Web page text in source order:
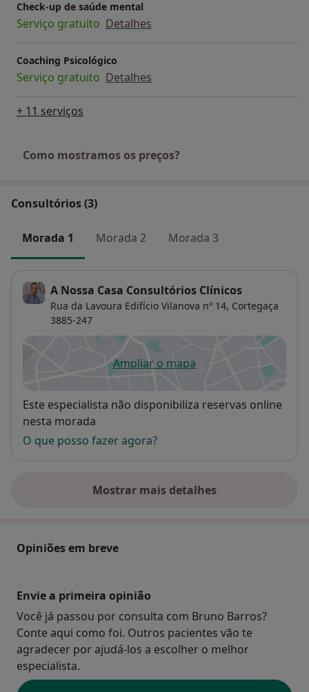
Check-up de saúde mental
Serviço gratuito Detalhes
Coaching Psicológico
Serviço gratuito Detalhes
+ 11 serviços
Como mostramos os preços?
Consultórios (3)
Morada 1 Morada 2 Morada 3
A Nossa Casa Consultórios Clínicos
Rua da Lavoura Edifício Vilanova nº 14, Cortegaça
3885-247
Ampliar o mapaabre num novo separador
Disponibilidade
Este especialista não disponibiliza reservas online
nesta morada
O que posso fazer agora?
Mostrar mais detalhes
sobre o endereço
Opiniões em breve
Envie a primeira opinião
Você já passou por consulta com Bruno Barros?
Conte aqui como foi. Outros pacientes vão te
agradecer por ajudá-los a escolher o melhor
especialista.